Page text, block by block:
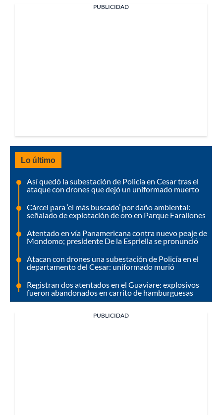
PUBLICIDAD
Lo último
Así quedó la subestación de Policía en Cesar tras el
ataque con drones que dejó un uniformado muerto
Cárcel para ‘el más buscado’ por daño ambiental:
señalado de explotación de oro en Parque Farallones
Atentado en vía Panamericana contra nuevo peaje de
Mondomo; presidente De la Espriella se pronunció
Atacan con drones una subestación de Policía en el
departamento del Cesar: uniformado murió
Registran dos atentados en el Guaviare: explosivos
fueron abandonados en carrito de hamburguesas
PUBLICIDAD